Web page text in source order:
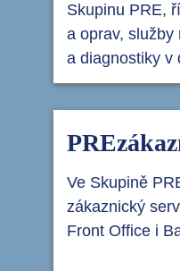
Skupinu PRE,
a oprav, služby
a diagnostiky v
Ve Skupině
zákaznický
Front Office i